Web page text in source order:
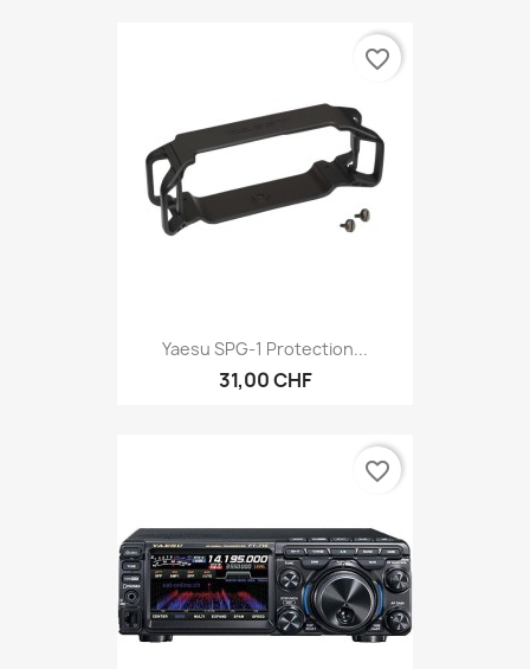
Yaesu SPG-1 Protection...
31,00 CHF
favorite_border
favorite_border